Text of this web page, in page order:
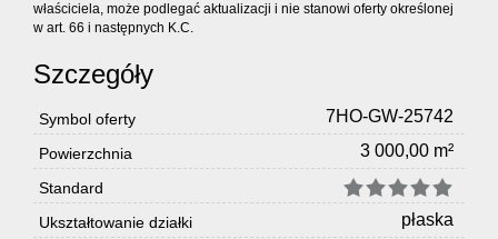
właściciela, może podlegać aktualizacji i nie stanowi oferty określonej
w art. 66 i następnych K.C.
Szczegóły
Symbol oferty 7HO-GW-25742
Powierzchnia 3 000,00 m²
Standard
Ukształtowanie działki
płaska